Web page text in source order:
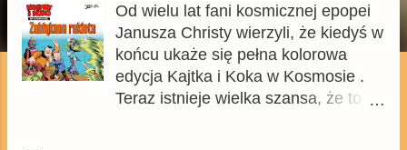
Od wielu lat fani kosmicznej epopei
Janusza Christy wierzyli, że kiedyś w
końcu ukaże się pełna kolorowa
edycja Kajtka i Koka w Kosmosie .
Teraz istnieje wielka szansa, że to